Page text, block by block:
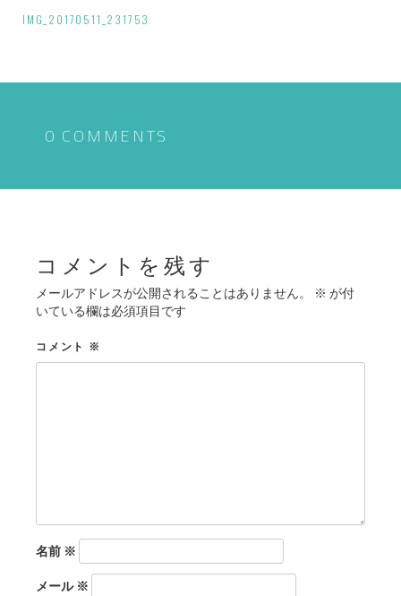
投
ナ
シ
IMG_20170511_231753
0 COMMENTS
コメントを残す
メールアドレスが公開されることはありません。 ※ が付
いている欄は必須項目です
コメント ※
名前 ※
メール※